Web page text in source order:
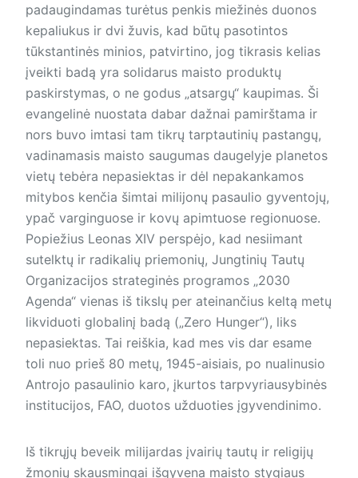
padaugindamas turėtus penkis miežinės duonos
kepaliukus ir dvi žuvis, kad būtų pasotintos
tūkstantinės minios, patvirtino, jog tikrasis kelias
įveikti badą yra solidarus maisto produktų
paskirstymas, o ne godus „atsargų“ kaupimas. Ši
evangelinė nuostata dabar dažnai pamirštama ir
nors buvo imtasi tam tikrų tarptautinių pastangų,
vadinamasis maisto saugumas daugelyje planetos
vietų tebėra nepasiektas ir dėl nepakankamos
mitybos kenčia šimtai milijonų pasaulio gyventojų,
ypač varginguose ir kovų apimtuose regionuose.
Popiežius Leonas XIV perspėjo, kad nesiimant
sutelktų ir radikalių priemonių, Jungtinių Tautų
Organizacijos strateginės programos „2030
Agenda“ vienas iš tikslų per ateinančius keltą metų
likviduoti globalinį badą („Zero Hunger“), liks
nepasiektas. Tai reiškia, kad mes vis dar esame
toli nuo prieš 80 metų, 1945-aisiais, po nualinusio
Antrojo pasaulinio karo, įkurtos tarpvyriausybinės
institucijos, FAO, duotos užduoties įgyvendinimo.
Iš tikrųjų beveik milijardas įvairių tautų ir religijų
žmonių skausmingai išgyvena maisto stygiaus